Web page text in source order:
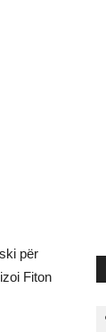
për
Fiton